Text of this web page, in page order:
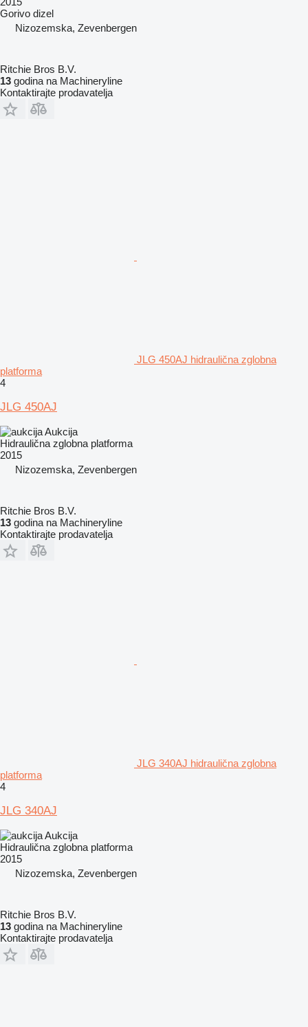
Gorivo dizel
Nizozemska, Zevenbergen
Ritchie Bros B.V.
13 godina na Machineryline
Kontaktirajte prodavatelja
JLG 450AJ hidraulična zglobna
platforma
4
JLG 450AJ
Aukcija
Hidraulična zglobna platforma
2015
Nizozemska, Zevenbergen
Ritchie Bros B.V.
13 godina na Machineryline
Kontaktirajte prodavatelja
JLG 340AJ hidraulična zglobna
platforma
4
JLG 340AJ
Aukcija
Hidraulična zglobna platforma
2015
Nizozemska, Zevenbergen
Ritchie Bros B.V.
13 godina na Machineryline
Kontaktirajte prodavatelja